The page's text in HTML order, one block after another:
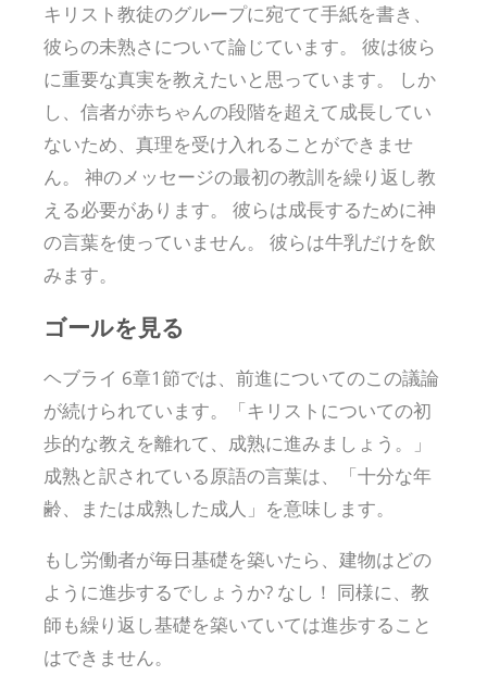
キリスト教徒のグループに宛てて手紙を書き、
彼らの未熟さについて論じています。 彼は彼ら
に重要な真実を教えたいと思っています。 しか
し、信者が赤ちゃんの段階を超えて成長してい
ないため、真理を受け入れることができませ
ん。 神のメッセージの最初の教訓を繰り返し教
える必要があります。 彼らは成長するために神
の言葉を使っていません。 彼らは牛乳だけを飲
みます。
ゴールを見る
ヘブライ 6章1節では、前進についてのこの議論
が続けられています。「キリストについての初
歩的な教えを離れて、成熟に進みましょう。」
成熟と訳されている原語の言葉は、「十分な年
齢、または成熟した成人」を意味します。
もし労働者が毎日基礎を築いたら、建物はどの
ように進歩するでしょうか? なし！ 同様に、教
師も繰り返し基礎を築いていては進歩すること
はできません。